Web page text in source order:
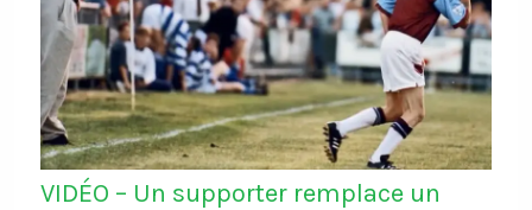
VIDÉO – Un supporter remplace un